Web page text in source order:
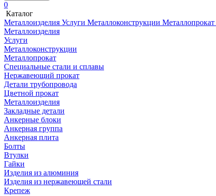
0
Каталог
Металлоизделия Услуги Металлоконструкции Металлопрокат
Металлоизделия
Услуги
Металлоконструкции
Металлопрокат
Специальные стали и сплавы
Нержавеющий прокат
Детали трубопровода
Цветной прокат
Металлоизделия
Закладные детали
Анкерные блоки
Анкерная группа
Анкерная плита
Болты
Втулки
Гайки
Изделия из алюминия
Изделия из нержавеющей стали
Крепеж